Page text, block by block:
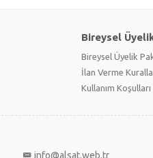
Bireysel
Bireysel Üyelik
İlan Verme
Kullanım Koşulları
info@alsat.web.tr